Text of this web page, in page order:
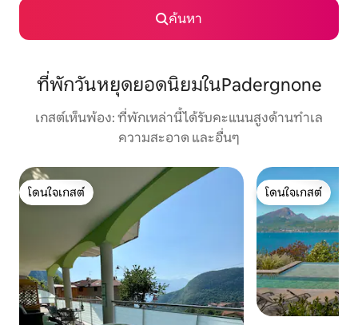
ค้นหา
ที่พักวันหยุดยอดนิยมในPadergnone
เกสต์เห็นพ้อง: ที่พักเหล่านี้ได้รับคะแนนสูงด้านทำเล
ความสะอาด และอื่นๆ
โดนใจเกสต์
โดนใจเกสต์
โดนใจเกสต์
โดนใจเกสต์